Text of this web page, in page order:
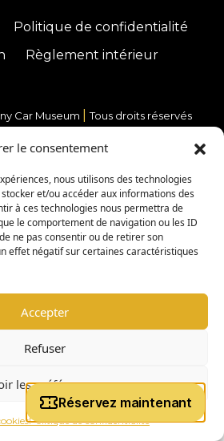
le consentement
nous utilisons des technologies
et/ou accéder aux informations des
à ces technologies nous permettra de
le comportement de navigation ou les ID
ne pas consentir ou de retirer son
effet négatif sur certaines caractéristiques
Accepter
Refuser
les préférences
Politique de confidentialité
Contact
Billetterie
Politique de confidentialité
Règlement intérieur
Car Museum |Tous droits réservés